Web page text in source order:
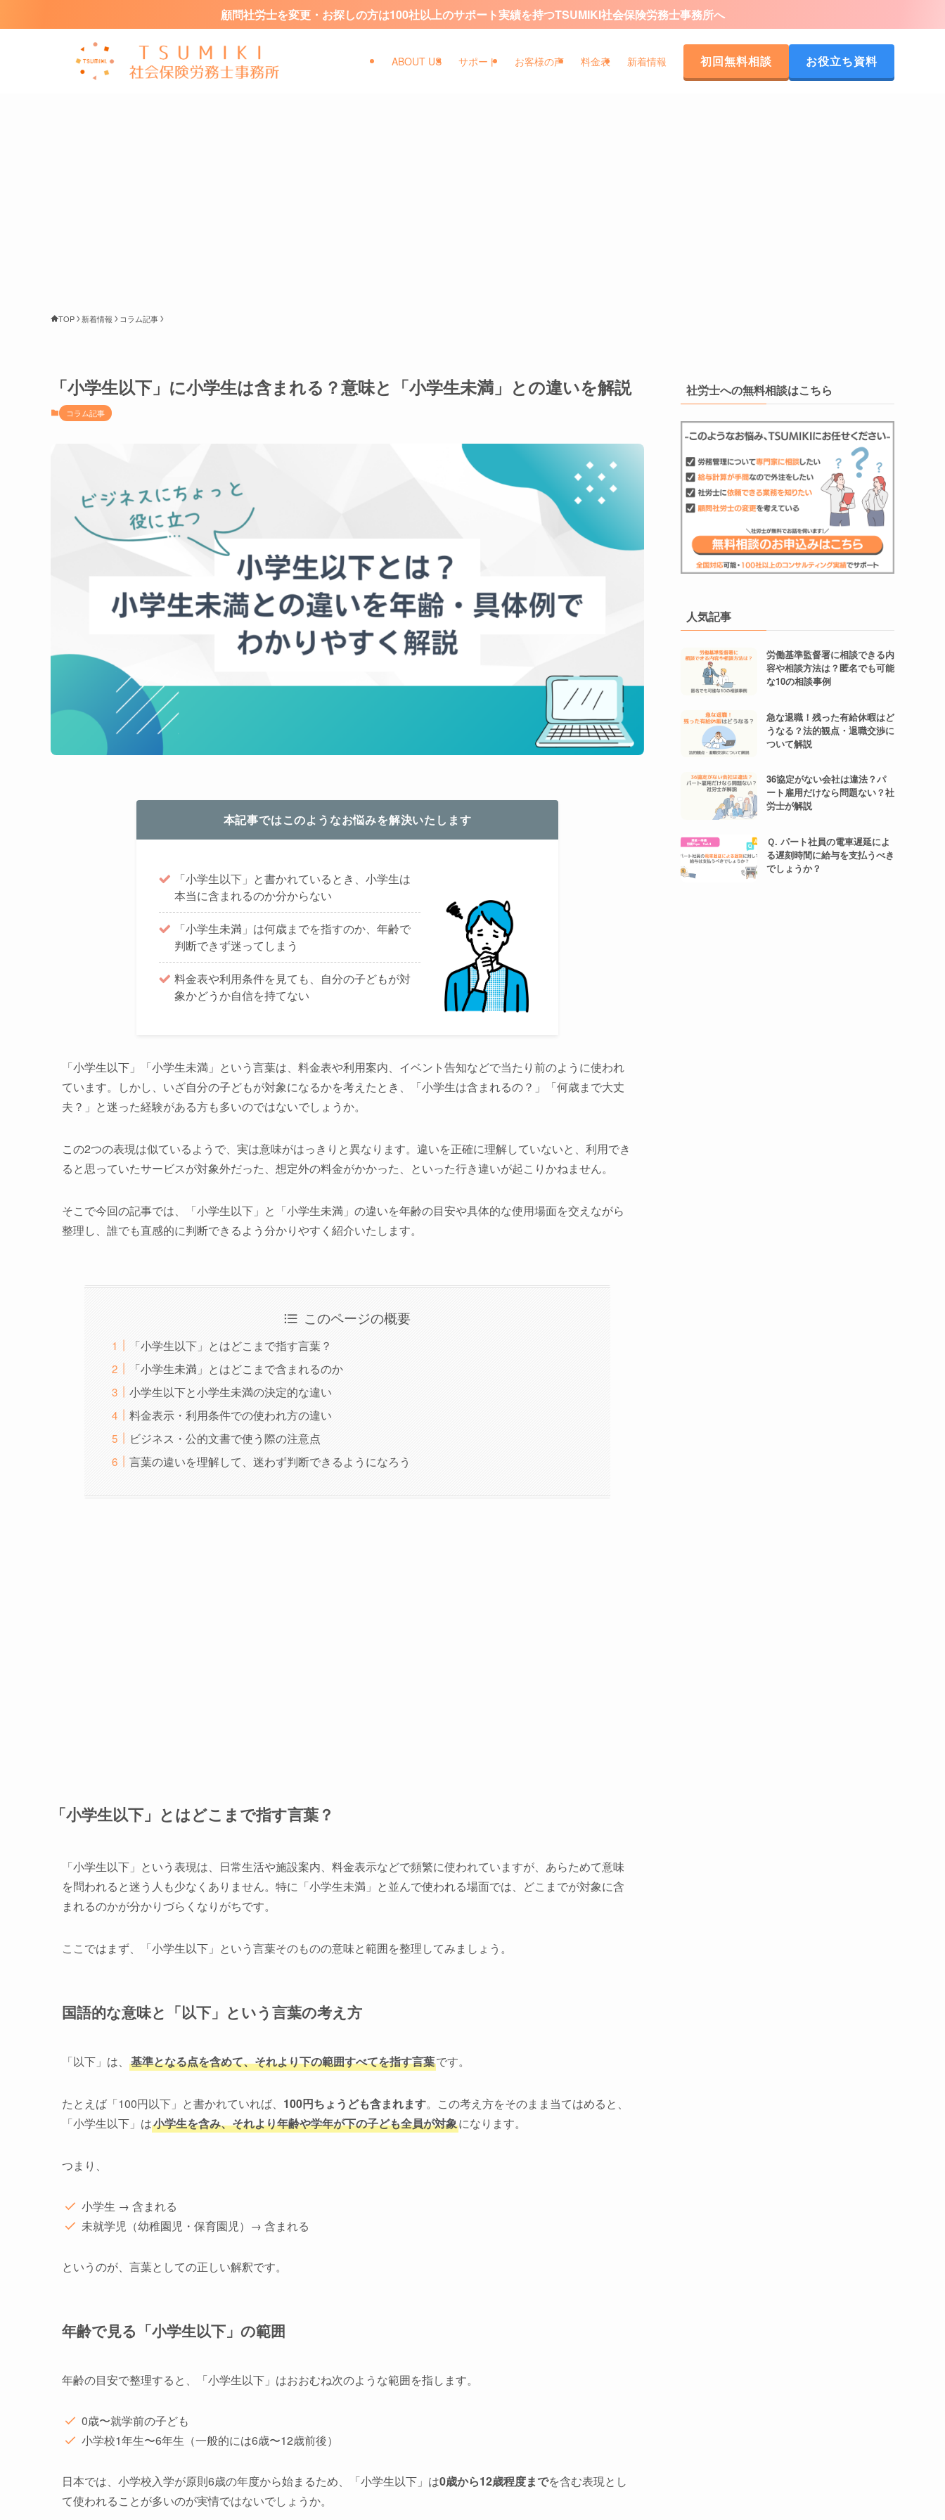
顧問社労士を変更・お探しの方は100社以上のサポート実績を持つTSUMIKI社会保険労務士事務所へ
ABOUT US サポート お客様の声 料金表 新着情報 初回無料相談 お役立ち資料
TOP 新着情報 コラム記事
「小学生以下」に小学生は含まれる？意味と「小学生未満」との違いを解説
コラム記事
本記事ではこのようなお悩みを解決いたします
「小学生以下」と書かれているとき、小学生は
本当に含まれるのか分からない
「小学生未満」は何歳までを指すのか、年齢で
判断できず迷ってしまう
料金表や利用条件を見ても、自分の子どもが対
象かどうか自信を持てない
「小学生以下」「小学生未満」という言葉は、料金表や利用案内、イベント告知などで当たり前のように使われ
ています。しかし、いざ自分の子どもが対象になるかを考えたとき、「小学生は含まれるの？」「何歳まで大丈
夫？」と迷った経験がある方も多いのではないでしょうか。
この2つの表現は似ているようで、実は意味がはっきりと異なります。違いを正確に理解していないと、利用でき
ると思っていたサービスが対象外だった、想定外の料金がかかった、といった行き違いが起こりかねません。
そこで今回の記事では、「小学生以下」と「小学生未満」の違いを年齢の目安や具体的な使用場面を交えながら
整理し、誰でも直感的に判断できるよう分かりやすく紹介いたします。
このページの概要
「小学生以下」とはどこまで指す言葉？
「小学生未満」とはどこまで含まれるのか
小学生以下と小学生未満の決定的な違い
料金表示・利用条件での使われ方の違い
ビジネス・公的文書で使う際の注意点
言葉の違いを理解して、迷わず判断できるようになろう
「小学生以下」とはどこまで指す言葉？
「小学生以下」という表現は、日常生活や施設案内、料金表示などで頻繁に使われていますが、あらためて意味
を問われると迷う人も少なくありません。特に「小学生未満」と並んで使われる場面では、どこまでが対象に含
まれるのかが分かりづらくなりがちです。
ここではまず、「小学生以下」という言葉そのものの意味と範囲を整理してみましょう。
国語的な意味と「以下」という言葉の考え方
「以下」は、 基準となる点を含めて、それより下の範囲すべてを指す言葉です。
たとえば「100円以下」と書かれていれば、 100円ちょうども含まれます。この考え方をそのまま当てはめると、
「小学生以下」は小学生を含み、それより年齢や学年が下の子ども全員が対象になります。
つまり、
小学生 → 含まれる
未就学児（幼稚園児・保育園児）→ 含まれる
というのが、言葉としての正しい解釈です。
年齢で見る「小学生以下」の範囲
年齢の目安で整理すると、「小学生以下」はおおむね次のような範囲を指します。
0歳〜就学前の子ども
小学校1年生〜6年生（一般的には6歳〜12歳前後）
日本では、小学校入学が原則6歳の年度から始まるため、「小学生以下」は0歳から12歳程度までを含む表現とし
て使われることが多いのが実情ではないでしょうか。
社労士への無料相談はこちら
人気記事
労働基準監督署に相談できる内
容や相談方法は？匿名でも可能
な10の相談事例
急な退職！残った有給休暇はど
うなる？法的観点・退職交渉に
ついて解説
36協定がない会社は違法？パ
ート雇用だけなら問題ない？社
労士が解説
Ｑ. パート社員の電車遅延によ
る遅刻時間に給与を支払うべき
でしょうか？